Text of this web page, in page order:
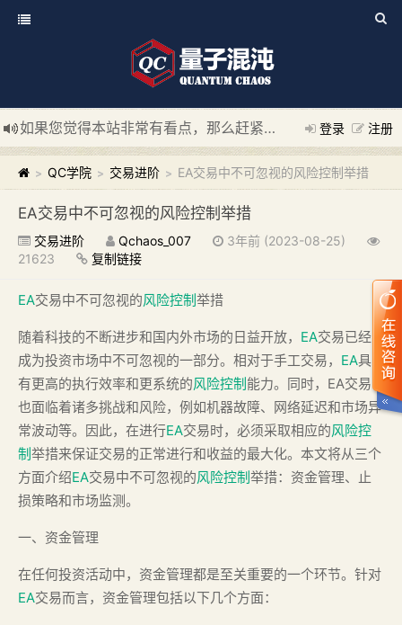
登录 注册
如果您觉得本站非常有看点，那么赶紧使用Ctrl+D 收藏我们吧
新添加量子混沌系统板块，欢迎大家访问！
---“量子混沌系
> QC学院 > 交易进阶 > EA交易中不可忽视的风险控制举措
EA交易中不可忽视的风险控制举措
交易进阶 Qchaos_007
3年前 (2023-08-25)
21623
复制链接
EA交易中不可忽视的风险控制举措
随着科技的不断进步和国内外市场的日益开放， EA交易已经
成为投资市场中不可忽视的一部分。相对于手工交易， EA具
有更高的执行效率和更系统的风险控制能力。同时，EA交易
也面临着诸多挑战和风险，例如机器故障、网络延迟和市场异
常波动等。因此，在进行EA交易时，必须采取相应的风险控
制举措来保证交易的正常进行和收益的最大化。本文将从三个
方面介绍EA交易中不可忽视的风险控制举措：资金管理、止
损策略和市场监测。
一、资金管理
在任何投资活动中，资金管理都是至关重要的一个环节。针对
EA交易而言，资金管理包括以下几个方面：